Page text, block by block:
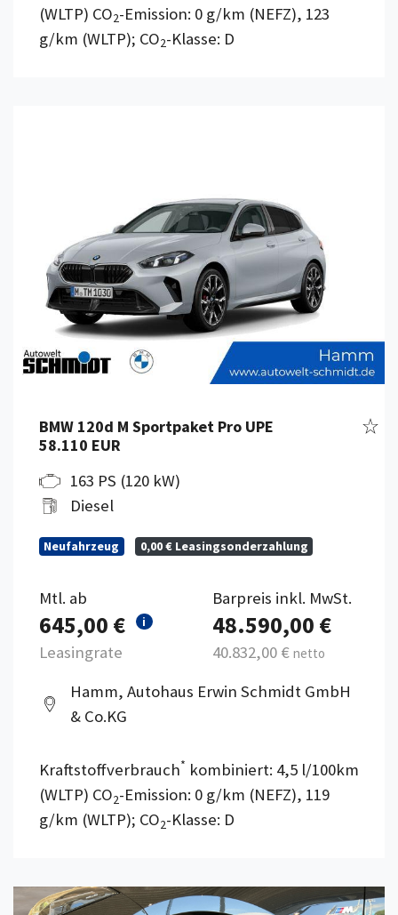
(WLTP) CO2-Emission: 0 g/km (NEFZ), 123
g/km (WLTP); CO2-Klasse: D
BMW 120d M Sportpaket Pro UPE
58.110 EUR
163 PS (120 kW)
Diesel
Neufahrzeug 0,00 € Leasingsonderzahlung
Mtl. ab
645,00 € i
Leasingrate
Barpreis inkl. MwSt.
48.590,00 €
40.832,00 € netto
Hamm, Autohaus Erwin Schmidt GmbH
& Co.KG
Kraftstoffverbrauch* kombiniert: 4,5 l/100km
(WLTP) CO2-Emission: 0 g/km (NEFZ), 119
g/km (WLTP); CO2-Klasse: D
Details anzeigen